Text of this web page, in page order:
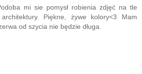
mi sie pomysł robienia zdjęć na tle
architektury. Piękne, żywe kolory<3 Mam
od szycia nie będzie długa.